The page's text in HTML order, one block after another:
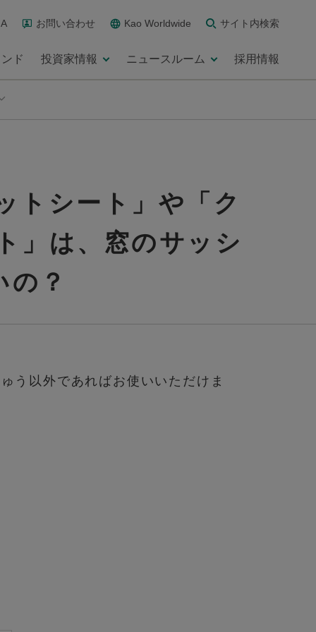
お問い合わせ Kao Worldwide サイト内検索
ド 投資家情報 ニュースルーム 採用情報
トシート」や「ク
」は、窓のサッシ
？
う以外であればお使いいただけま